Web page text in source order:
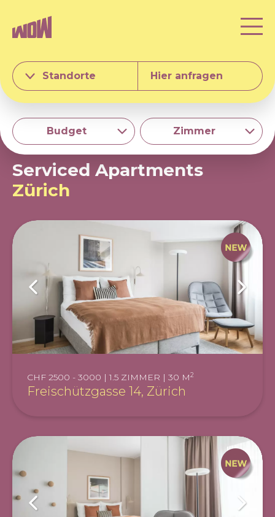
Standorte Hier anfragen
Budget Zimmer
Serviced Apartments
Zürich
CHF 2500 - 3000 | 1.5 ZIMMER | 30 M2
Freischützgasse 14, Zürich